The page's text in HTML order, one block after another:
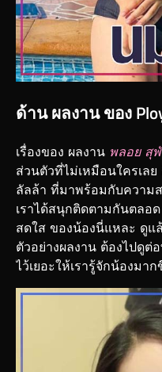
ด้าน ผลงาน ของ
เรื่องของ ผลงาน พลอย สุ
ส่วนตัวที่ไม่เหมือนใครเล
ลัลล้า ที่มาพร้อมกับความ
เราได้สนุกติดตามกันตลอ
สดใส ของน้องนี่แหละ ดู
ตัวอย่างผลงาน ต้องไปดูต่
ไว้เยอะให้เรารู้จักน้องมา